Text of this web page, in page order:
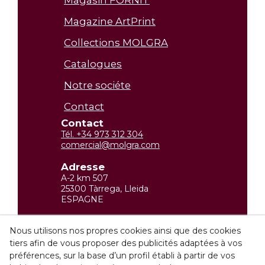
Magazine ArtPrint
Collections MOLGRA
Catalogues
Notre sociéte
Contact
Contact
Tél. +34 973 312 304
comercial@molgra.com
Adresse
A-2 km 507
25300 Tàrrega, Lleida
ESPAGNE
Information légale
Politique de confidencialité
Nous utilisons nos propres cookies ainsi que des cookies
tiers afin de vous proposer des publicités adaptées à vos
préférences, sur la base d’un profil établi à partir de vos